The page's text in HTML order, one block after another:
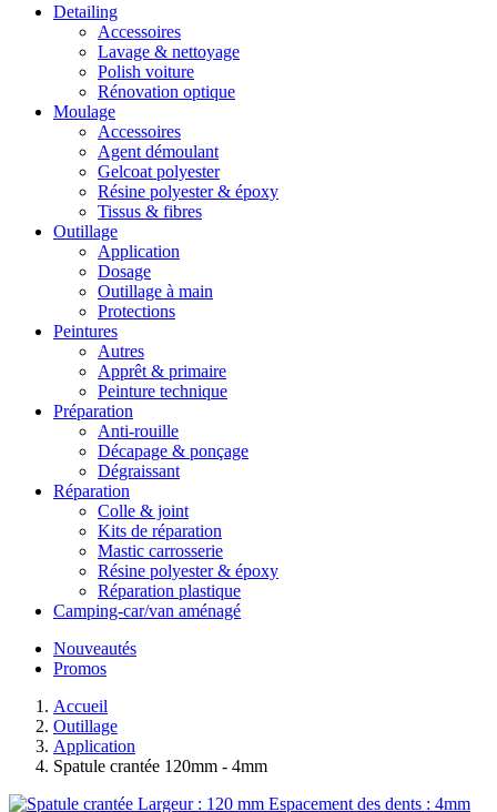
Detailing
Accessoires
Lavage & nettoyage
Polish voiture
Rénovation optique
Moulage
Accessoires
Agent démoulant
Gelcoat polyester
Résine polyester & époxy
Tissus & fibres
Outillage
Application
Dosage
Outillage à main
Protections
Peintures
Autres
Apprêt & primaire
Peinture technique
Préparation
Anti-rouille
Décapage & ponçage
Dégraissant
Réparation
Colle & joint
Kits de réparation
Mastic carrosserie
Résine polyester & époxy
Réparation plastique
Camping-car/van aménagé
Nouveautés
Promos
Accueil
Outillage
Application
Spatule crantée 120mm - 4mm